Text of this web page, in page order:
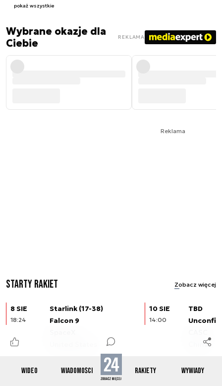
WIDEO WIADOMOŚCI RAKIETY WYWIADY
pokaż wszystkie
Wybrane okazje dla
Ciebie
REKLAMA
Reklama
Starty rakiet Zobacz więcej
8 SIE
18:24
Starlink (17-38)
Falcon 9
10 SIE
14:00
TBD
China